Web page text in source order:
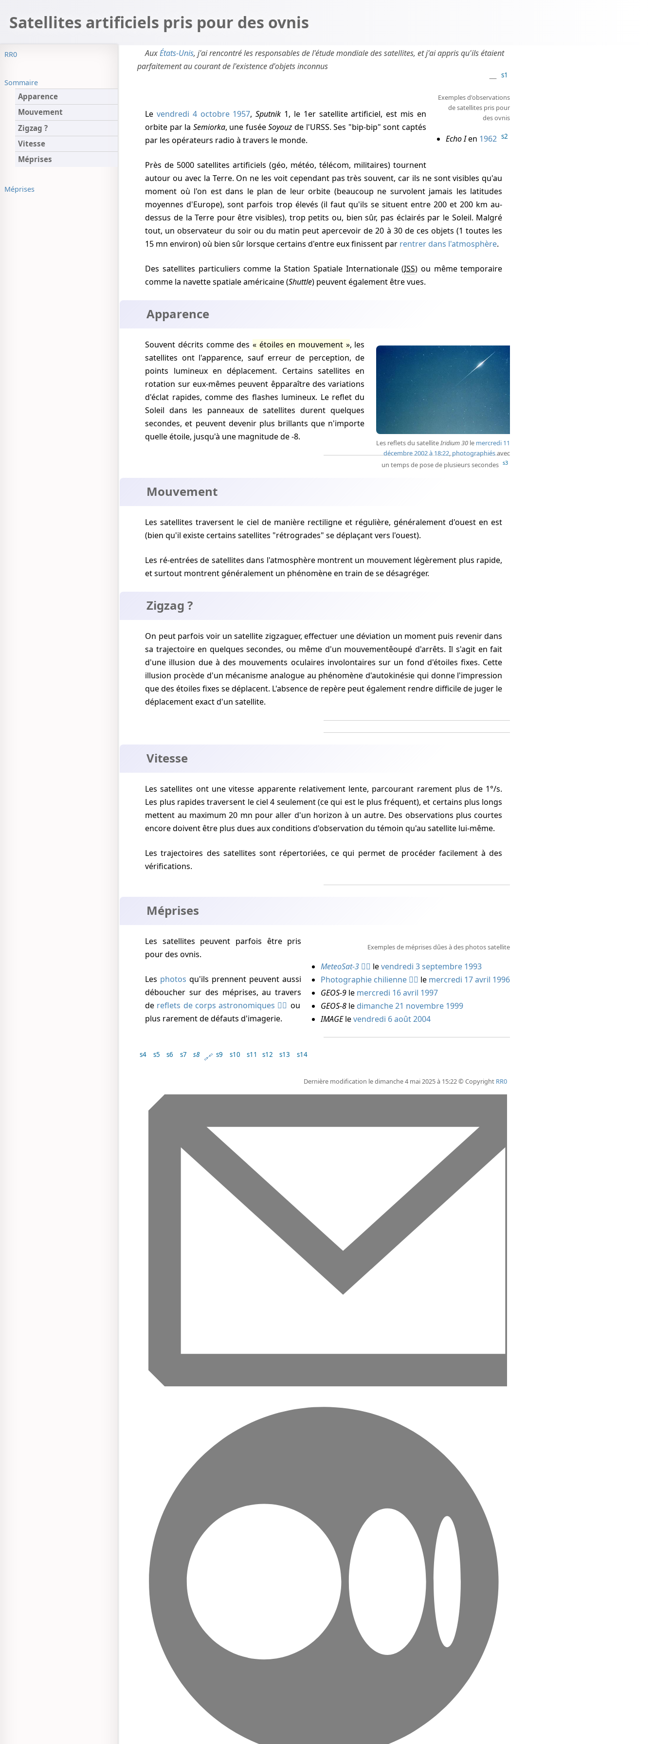
Satellites artificiels pris pour des ovnis
RR0
Sommaire
Apparence
Mouvement
Zigzag ?
Vitesse
Méprises
Méprises
AuxÉtats-Unis, j'ai rencontré les responsables de l'étude mondiale des satellites, et j'ai appris qu'ils étaient
parfaitement au courant de l'existence d'objets inconnus
s1
Exemples d'observations
de satellites pris pour
des ovnis
Echo Ien 1962 s2
Levendredi 4 octobre 1957,Sputnik 1, le 1er satellite artificiel, est mis en
orbite par la Semiorka, une fuséeSoyouz de l'URSS. Ses "bip-bip" sont captés
par les opérateurs radio à travers le monde.
Près de 5000 satellites artificiels (géo, météo, télécom, militaires) tournent
autour ou avec la Terre. On ne les voit cependant pas très souvent, car ils ne sont visibles qu'au
moment où l'on est dans le plan de leur orbite (beaucoup ne survolent jamais les latitudes
moyennes d'Europe), sont parfois trop élevés (il faut qu'ils se situent entre 200 et 200 km au-
dessus de la Terre pour être visibles), trop petits ou, bien sûr, pas éclairés par le Soleil. Malgré
tout, un observateur du soir ou du matin peut apercevoir de 20 à 30 de ces objets (1 toutes les
15 mn environ) où bien sûr lorsque certains d'entre eux finissent par rentrer dans l'atmosphère.
Des satellites particuliers comme la Station Spatiale Internationale (ISS) ou même temporaire
comme la navette spatiale américaine (Shuttle) peuvent également être vues.
Apparence
Les reflets du satelliteIridium 30 le mercredi 11
décembre 2002 à 18:22,photographiésavec
un temps de pose de plusieurs secondes s3
Souvent décrits comme des étoiles en mouvement
, les
satellites ont l'apparence, sauf erreur de perception, de
points lumineux en déplacement. Certains satellites en
rotation sur eux-mêmes peuvent êpparaître des variations
d'éclat rapides, comme des flashes lumineux. Le reflet du
Soleil dans les panneaux de satellites durent quelques
secondes, et peuvent devenir plus brillants que n'importe
quelle étoile, jusqu'à une magnitude de -8.
Mouvement
Les satellites traversent le ciel de manière rectiligne et régulière, généralement d'ouest en est
(bien qu'il existe certains satellites "rétrogrades" se déplaçant vers l'ouest).
Les ré-entrées de satellites dans l'atmosphère montrent un mouvement légèrement plus rapide,
et surtout montrent généralement un phénomène en train de se désagréger.
Zigzag ?
On peut parfois voir un satellite zigzaguer, effectuer une déviation un moment puis revenir dans
sa trajectoire en quelques secondes, ou même d'un mouvementêoupé d'arrêts. Il s'agit en fait
d'une illusion due à des mouvements oculaires involontaires sur un fond d'étoiles fixes. Cette
illusion procède d'un mécanisme analogue au phénomène d'autokinésie qui donne l'impression
que des étoiles fixes se déplacent. L'absence de repère peut également rendre difficile de juger le
déplacement exact d'un satellite.
Vitesse
Les satellites ont une vitesse apparente relativement lente, parcourant rarement plus de 1°/s.
Les plus rapides traversent le ciel4 seulement (ce qui est le plus fréquent), et certains plus longs
mettent au maximum 20 mn pour aller d'un horizon à un autre. Des observations plus courtes
encore doivent être plus dues aux conditions d'observation du témoin qu'au satellite lui-même.
Les trajectoires des satellites sont répertoriées, ce qui permet de procéder facilement à des
vérifications.
Méprises
Exemples de méprises dûes à des photos satellite
MeteoSat-3 levendredi 3 septembre 1993
Photographie chilienne
le mercredi 17 avril 1996
GEOS-9 le mercredi 16 avril 1997
GEOS-8 le dimanche 21 novembre 1999
IMAGElevendredi 6 août 2004
Les satellites peuvent parfois être pris
pour des ovnis.
Les photos qu'ils prennent peuvent aussi
déboucher sur des méprises, au travers
de reflets de corps astronomiques
ou
plus rarement de défauts d'imagerie.
s4 s5 s6 s7 s8 s9 s10 s11 s12 s13 s14
Dernière modification le dimanche 4 mai 2025 à 15:22 © Copyright RR0